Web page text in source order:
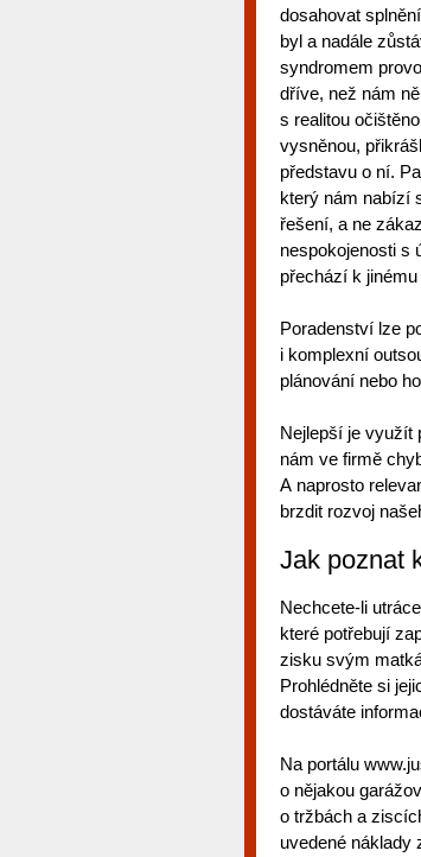
dosahovat
byl a nadále
syndromem
dříve, než nám
s realitou
vysněnou,
představu o ní.
který nám nabízí
řešení, a ne
nespokojenosti s
přechází k jinému
Poradenství lze
i komplexní
plánování nebo
Nejlepší je využít
nám ve firmě
A naprosto
brzdit rozvoj
Jak poznat
Nechcete-li
které potřebují
zisku svým
Prohlédněte si
dostáváte
Na portálu
o nějakou
o tržbách a
uvedené náklady